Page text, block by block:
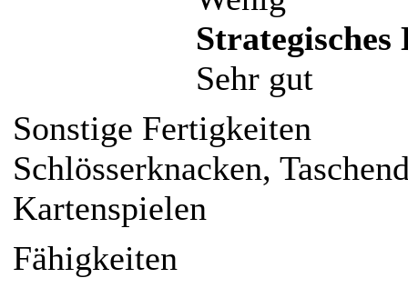
Strategisches
Sehr gut
Sonstige Fertigkeiten
Schlösserknacken,
Kartenspielen
Fähigkeiten